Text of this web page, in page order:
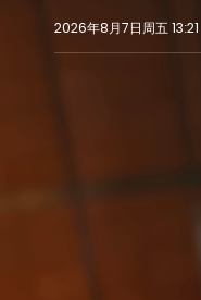
2026年8月7日周五 13:21